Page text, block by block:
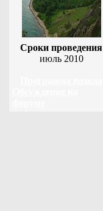
Сроки проведения
июль 2010